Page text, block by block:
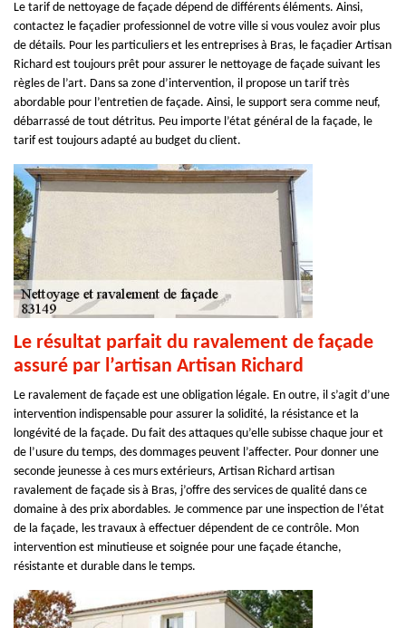
Le tarif de nettoyage de façade dépend de différents éléments. Ainsi,
contactez le façadier professionnel de votre ville si vous voulez avoir plus
de détails. Pour les particuliers et les entreprises à Bras, le façadier Artisan
Richard est toujours prêt pour assurer le nettoyage de façade suivant les
règles de l’art. Dans sa zone d’intervention, il propose un tarif très
abordable pour l’entretien de façade. Ainsi, le support sera comme neuf,
débarrassé de tout détritus. Peu importe l’état général de la façade, le
tarif est toujours adapté au budget du client.
Le résultat parfait du ravalement de façade
assuré par l’artisan Artisan Richard
Le ravalement de façade est une obligation légale. En outre, il s’agit d’une
intervention indispensable pour assurer la solidité, la résistance et la
longévité de la façade. Du fait des attaques qu’elle subisse chaque jour et
de l’usure du temps, des dommages peuvent l’affecter. Pour donner une
seconde jeunesse à ces murs extérieurs, Artisan Richard artisan
ravalement de façade sis à Bras, j’offre des services de qualité dans ce
domaine à des prix abordables. Je commence par une inspection de l’état
de la façade, les travaux à effectuer dépendent de ce contrôle. Mon
intervention est minutieuse et soignée pour une façade étanche,
résistante et durable dans le temps.